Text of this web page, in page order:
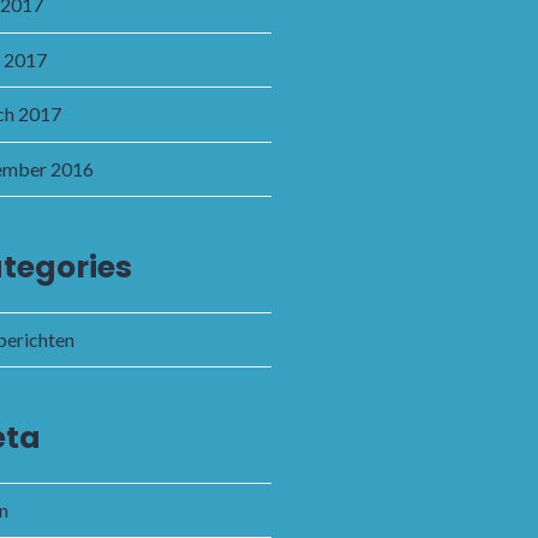
2017
2016